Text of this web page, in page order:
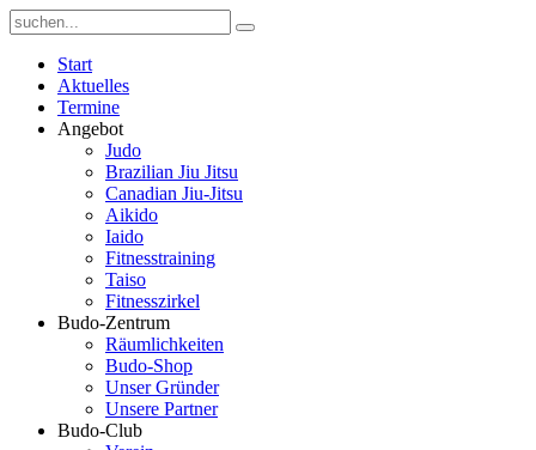
Start
Aktuelles
Termine
Angebot
Judo
Brazilian Jiu Jitsu
Canadian Jiu-Jitsu
Aikido
Iaido
Fitnesstraining
Taiso
Fitnesszirkel
Budo-Zentrum
Räumlichkeiten
Budo-Shop
Unser Gründer
Unsere Partner
Budo-Club